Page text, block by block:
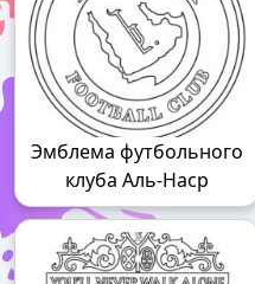
Эмблема футбольного
клуба Аль-Наср